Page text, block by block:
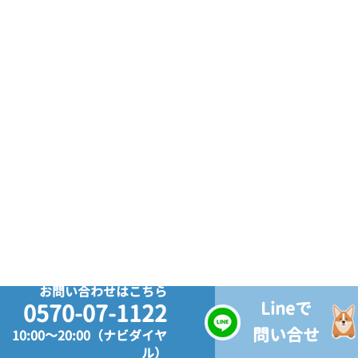
お問い合わせはこちら
0570-07-1122
10:00～20:00（ナビダイヤ
ル）
Lineで
問い合せ